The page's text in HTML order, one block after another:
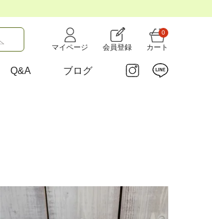
マイページ 会員登録
0
カート
Q&A ブログ